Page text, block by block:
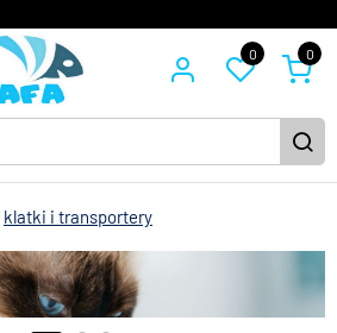
0 0
klatki i transportery